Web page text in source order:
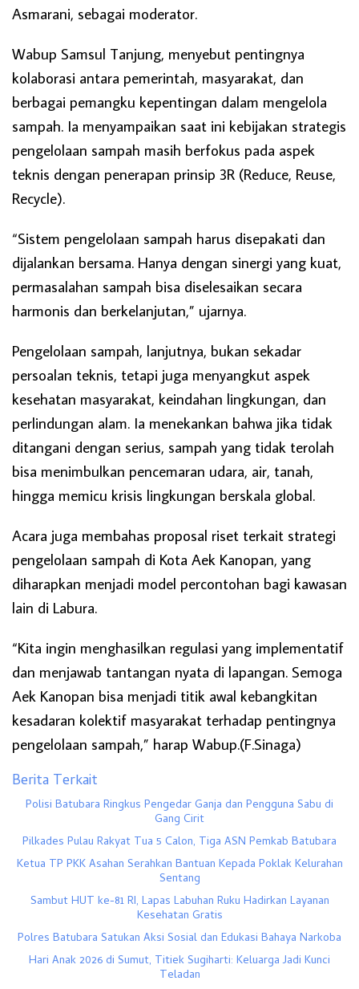
Asmarani, sebagai moderator.
Wabup Samsul Tanjung, menyebut pentingnya
kolaborasi antara pemerintah, masyarakat, dan
berbagai pemangku kepentingan dalam mengelola
sampah. Ia menyampaikan saat ini kebijakan strategis
pengelolaan sampah masih berfokus pada aspek
teknis dengan penerapan prinsip 3R (Reduce, Reuse,
Recycle).
“Sistem pengelolaan sampah harus disepakati dan
dijalankan bersama. Hanya dengan sinergi yang kuat,
permasalahan sampah bisa diselesaikan secara
harmonis dan berkelanjutan,” ujarnya.
Pengelolaan sampah, lanjutnya, bukan sekadar
persoalan teknis, tetapi juga menyangkut aspek
kesehatan masyarakat, keindahan lingkungan, dan
perlindungan alam. Ia menekankan bahwa jika tidak
ditangani dengan serius, sampah yang tidak terolah
bisa menimbulkan pencemaran udara, air, tanah,
hingga memicu krisis lingkungan berskala global.
Acara juga membahas proposal riset terkait strategi
pengelolaan sampah di Kota Aek Kanopan, yang
diharapkan menjadi model percontohan bagi kawasan
lain di Labura.
“Kita ingin menghasilkan regulasi yang implementatif
dan menjawab tantangan nyata di lapangan. Semoga
Aek Kanopan bisa menjadi titik awal kebangkitan
kesadaran kolektif masyarakat terhadap pentingnya
pengelolaan sampah,” harap Wabup.(F.Sinaga)
Berita Terkait
Polisi Batubara Ringkus Pengedar Ganja dan Pengguna Sabu di
Gang Cirit
Pilkades Pulau Rakyat Tua 5 Calon, Tiga ASN Pemkab Batubara
Ketua TP PKK Asahan Serahkan Bantuan Kepada Poklak Kelurahan
Sentang
Sambut HUT ke-81 RI, Lapas Labuhan Ruku Hadirkan Layanan
Kesehatan Gratis
Polres Batubara Satukan Aksi Sosial dan Edukasi Bahaya Narkoba
Hari Anak 2026 di Sumut, Titiek Sugiharti: Keluarga Jadi Kunci
Teladan